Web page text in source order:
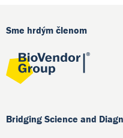
Sme hrdým členom
Bridging Science and